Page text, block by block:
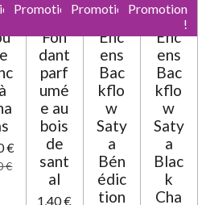
€
€
Promotion
Fon
dant
parf
umé
e au
bois
de
sant
al
1,40 €
Promotion
Enc
ens
Bac
kflo
w
Saty
a
Bén
édic
tion
Promotion
!
Enc
ens
Bac
kflo
w
Saty
a
Blac
k
Cha